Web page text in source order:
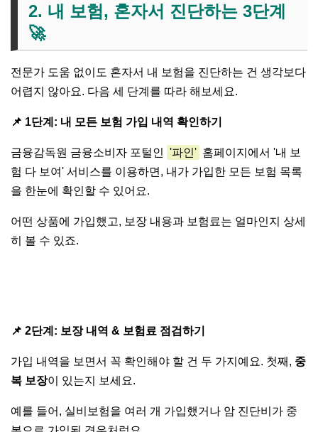
2. 내 보험, 혼자서 진단하는 3단계
🚀
전문가 도움 없이도 혼자서 내 보험을 진단하는 건 생각보다
어렵지 않아요. 다음 세 단계를 따라 해보세요.
📌 1단계: 내 모든 보험 가입 내역 확인하기
금융감독원 금융소비자 포털인 '파인' 홈페이지에서 '내 보
험 다 보여' 서비스를 이용하면, 내가 가입한 모든 보험 목록
을 한눈에 확인할 수 있어요.
어떤 상품에 가입했고, 보장 내용과 보험료는 얼마인지 상세
히 볼 수 있죠.
📌 2단계: 보장 내역 & 보험료 점검하기
가입 내역을 보면서 꼭 확인해야 할 건 두 가지예요. 첫째, 중
복 보장이 있는지 보세요.
예를 들어, 실비보험을 여러 개 가입했거나 암 진단비가 중